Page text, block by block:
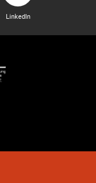
LinkedIn